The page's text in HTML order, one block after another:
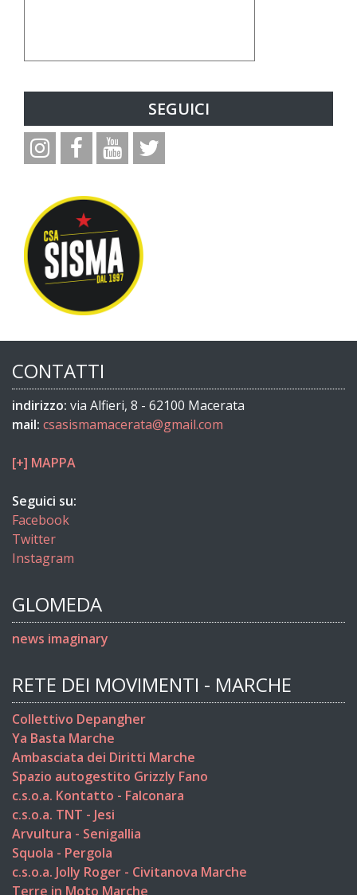
SEGUICI
CONTATTI
indirizzo: via Alfieri, 8 - 62100 Macerata
mail: csasismamacerata@gmail.com
[+] MAPPA
Seguici su:
Facebook
Twitter
Instagram
GLOMEDA
news imaginary
RETE DEI MOVIMENTI - MARCHE
Collettivo Depangher
Ya Basta Marche
Ambasciata dei Diritti Marche
Spazio autogestito Grizzly Fano
c.s.o.a. Kontatto - Falconara
c.s.o.a. TNT - Jesi
Arvultura - Senigallia
Squola - Pergola
c.s.o.a. Jolly Roger - Civitanova Marche
Terre in Moto Marche